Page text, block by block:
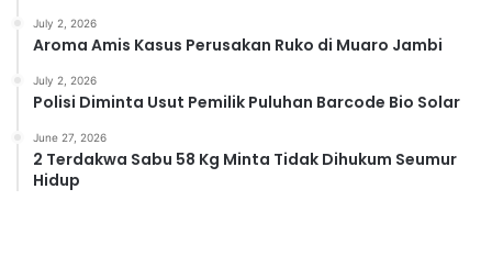
July 2, 2026
Aroma Amis Kasus Perusakan Ruko di Muaro Jambi
July 2, 2026
Polisi Diminta Usut Pemilik Puluhan Barcode Bio Solar
June 27, 2026
2 Terdakwa Sabu 58 Kg Minta Tidak Dihukum Seumur
Hidup